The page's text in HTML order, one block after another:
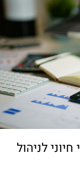
לניהול